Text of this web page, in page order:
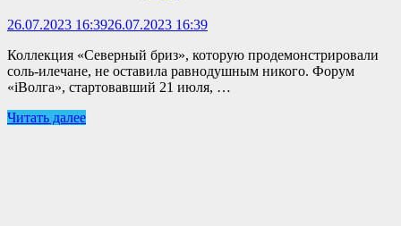
26.07.2023 16:3926.07.2023 16:39
Коллекция «Северный бриз», которую продемонстрировали
соль-илечане, не оставила равнодушным никого. Форум
«iВолга», стартовавший 21 июля, …
Читать далее